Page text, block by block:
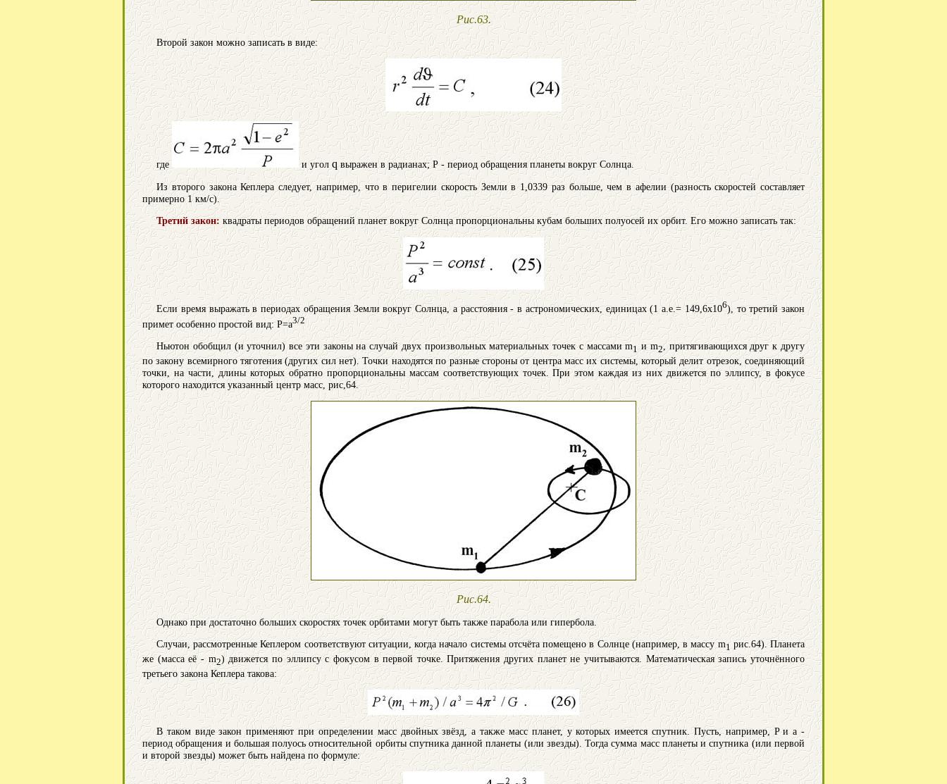
Рис.63.
Второй закон можно записать в виде:
где и уголqвыражен в радианах; Р - период обращения планеты вокруг Солнца.
Из второго закона Кеплера следует, например, что в перигелии скорость Земли в 1,0339 раз больше, чем в афелии (разность скоростей составляет
примерно 1 км/с).
Третий закон:квадраты периодов обращений планет вокруг Солнца пропорциональны кубам больших полуосей их орбит. Его можно записать так:
Если время выражать в периодах обращения Земли вокруг Солнца, а расстояния - в астрономических, единицах (1 а.е.= 149,6x106), то третий закон
примет особенно простой вид: P=a3/2
Ньютон обобщил (и уточнил) все эти законы на случай двух произвольных материальных точек с массами m1 и m2, притягивающихся друг к другу
по закону всемирного тяготения (других сил нет). Точки находятся по разные стороны от центра масс их системы, который делит отрезок, соединяющий
точки, на части, длины которых обратно пропорциональны массам соответствующих точек. При этом каждая из них движется по эллипсу, в фокусе
которого находится указанный центр масс, рис,64.
Рис.64.
Однако при достаточно больших скоростях точек орбитами могут быть также парабола или гипербола.
Случаи, рассмотренные Кеплером соответствуют ситуации, когда начало системы отсчёта помещено в Солнце (например, в массу m1рис.64). Планета
же (масса её - m2) движется по эллипсу с фокусом в первой точке. Притяжения других планет не учитываются. Математическая запись уточнённого
третьего закона Кеплера такова:
В таком виде закон применяют при определении масс двойных звёзд, а также масс планет, у которых имеется спутник. Пусть, например, P и a -
период обращения и большая полуось относительной орбиты спутника данной планеты (или звезды). Тогда сумма масс планеты и спутника (или первой
и второй звезды) может быть найдена по формуле: